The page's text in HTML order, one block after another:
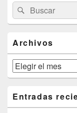
área
de
widget
lateral
primaria
Buscar
por:
Buscar
Archivos
Archivos
Entradas